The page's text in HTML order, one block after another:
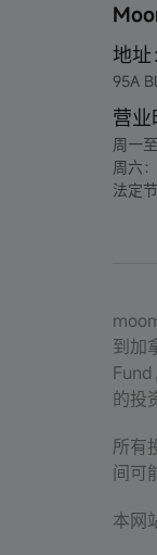
地址：
95A
营业
周一
周六
法定
到加
的投
所有
间可
本网